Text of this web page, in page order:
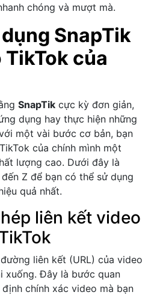
chóng và mượt mà.
SnapTik
của
SnapTik cực kỳ đơn giản,
dụng hay thực hiện những
một vài bước cơ bản, bạn
của chính mình một
lượng cao. Dưới đây là
Z để bạn có thể sử dụng
quả nhất.
liên kết video
liên kết (URL) của video
xuống. Đây là bước quan
chính xác video mà bạn